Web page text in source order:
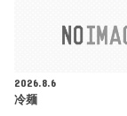
2026.8.6
冷麺